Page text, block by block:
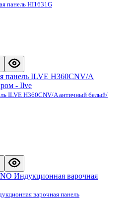
панель HI1631G
ILVE H360CNV/A античный белый/
варочная панель